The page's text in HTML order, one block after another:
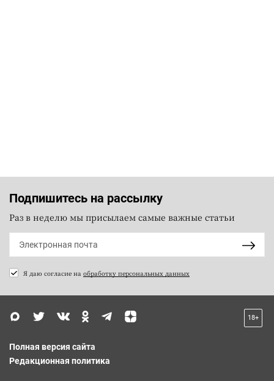
Подпишитесь на рассылку
Раз в неделю мы присылаем самые важные статьи
Я даю согласие на обработку персональных данных
18+
Полная версия сайта
Редакционная политика